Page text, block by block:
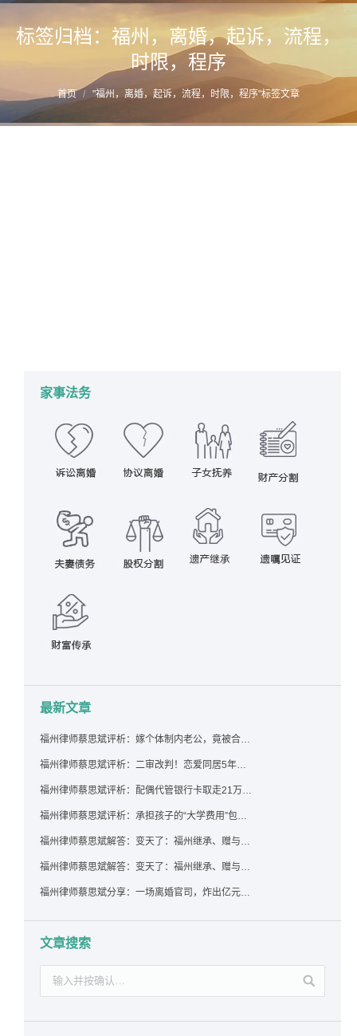
标签归档： 福州，离婚，起诉，流程，
时限，程序
您的位置：
首页 "福州，离婚，起诉，流程，时限，程序"标签文章
家事法务
最新文章
福州律师蔡思斌评析：嫁个体制内老公，竟被合伙设局背上近百万债务，婚前不查征信真要命！
福州律师蔡思斌评析：二审改判！恋爱同居5年为女友买车，分手后能要回吗？
福州律师蔡思斌评析：配偶代管银行卡取走21万，离婚后这笔钱还要得回来吗？
福州律师蔡思斌评析：承担孩子的“大学费用”包括高额留学费用吗？
福州律师蔡思斌解答：变天了：福州继承、赠与房产转让要收20%个税？福州国税官方回复来了！
福州律师蔡思斌解答：变天了：福州继承、赠与房产转让要收20%个税？福州国税官方回答来了！
福州律师蔡思斌分享：一场离婚官司，炸出亿元“糊涂账”：本想分割家产，结果“自爆”了家底
文章搜索